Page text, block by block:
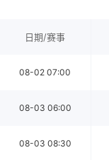
日期/赛事
08-02 07:00
08-03 06:00
08-03 08:30